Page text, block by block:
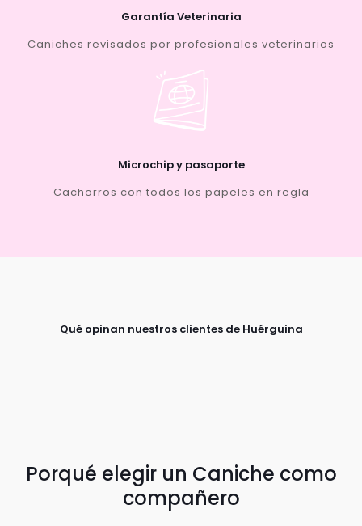
Garantía Veterinaria
Caniches revisados por profesionales veterinarios
Microchip y pasaporte
Cachorros con todos los papeles en regla
Qué opinan nuestros clientes de Huérguina
Porqué elegir un Caniche como
compañero